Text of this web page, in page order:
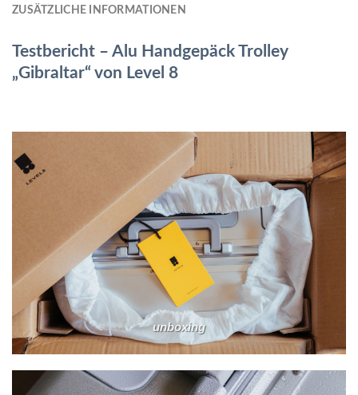
ZUSÄTZLICHE INFORMATIONEN
Testbericht – Alu Handgepäck Trolley
„Gibraltar“ von Level 8
unboxing